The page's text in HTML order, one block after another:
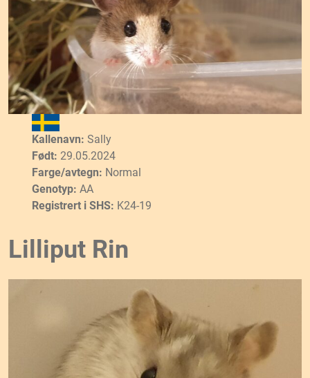
Kallenavn: Sally
Født: 29.05.2024
Farge/avtegn: Normal
Genotyp: AA
Registrert i SHS: K24-19
Lilliput Rin